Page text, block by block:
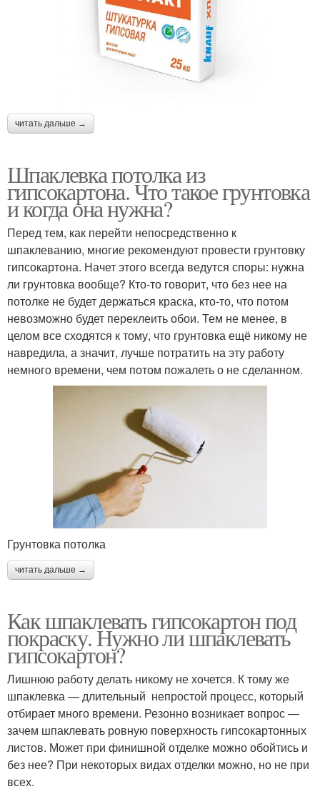
читать дальше →
Шпаклевка потолка из
гипсокартона. Что такое грунтовка
и когда она нужна?
Перед тем, как перейти непосредственно к
шпаклеванию, многие рекомендуют провести грунтовку
гипсокартона. Начет этого всегда ведутся споры: нужна
ли грунтовка вообще? Кто-то говорит, что без нее на
потолке не будет держаться краска, кто-то, что потом
невозможно будет переклеить обои. Тем не менее, в
целом все сходятся к тому, что грунтовка ещё никому не
навредила, а значит, лучше потратить на эту работу
немного времени, чем потом пожалеть о не сделанном.
Грунтовка потолка
читать дальше →
Как шпаклевать гипсокартон под
покраску. Нужно ли шпаклевать
гипсокартон?
Лишнюю работу делать никому не хочется. К тому же
шпаклевка — длительный непростой процесс, который
отбирает много времени. Резонно возникает вопрос —
зачем шпаклевать ровную поверхность гипсокартонных
листов. Может при финишной отделке можно обойтись и
без нее? При некоторых видах отделки можно, но не при
всех.